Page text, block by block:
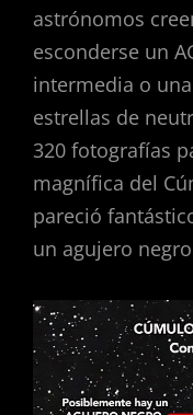
astrónomos
esconderse un
intermedia o
estrellas de
320 fotografías
magnífica del
pareció
un agujero